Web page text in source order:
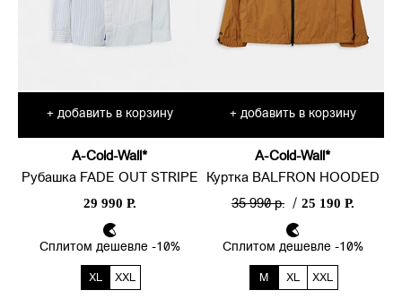
+ добавить в корзину
A-Cold-Wall*
Рубашка FADE OUT STRIPE
29 990 Р.
Сплитом дешевле -10%
XL XXL
+ добавить в корзину
A-Cold-Wall*
Куртка BALFRON HOODED
35 990 р.
/ 25 190 Р.
Сплитом дешевле -10%
M XL XXL